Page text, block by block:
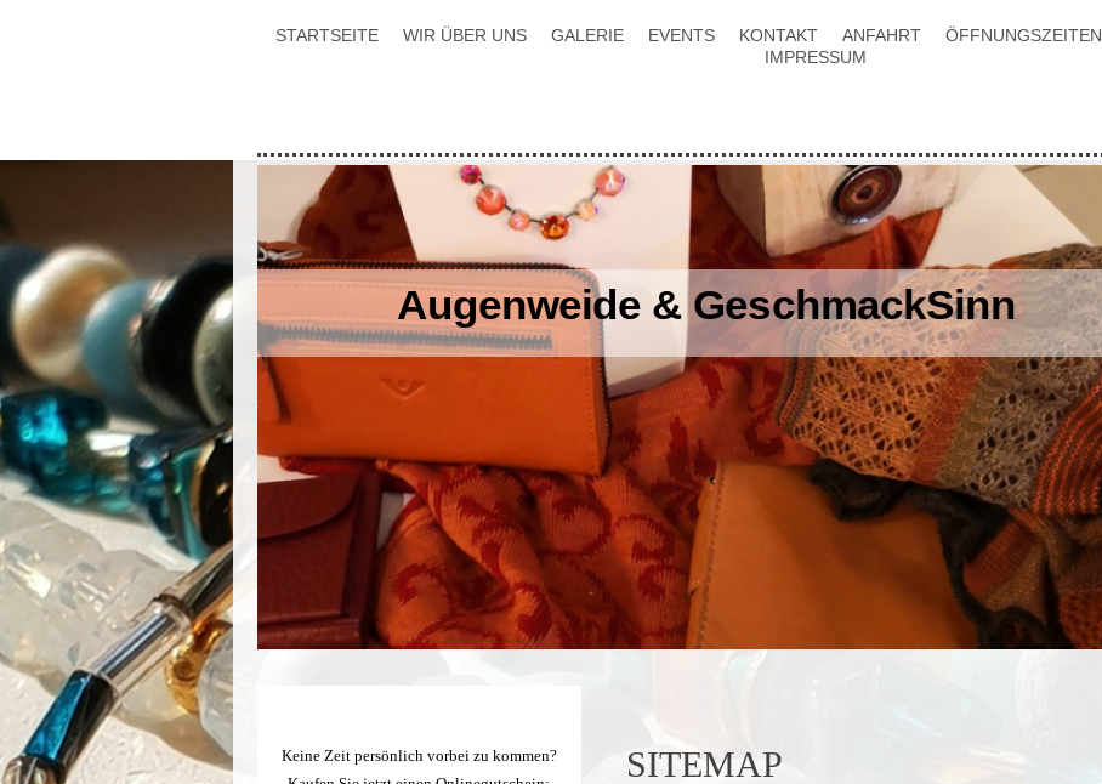
STARTSEITE WIR ÜBER UNS GALERIE EVENTS KONTAKT ANFAHRT ÖFFNUNGSZEITEN
IMPRESSUM
Augenweide & GeschmackSinn
SITEMAP
Keine Zeit persönlich vorbei zu kommen?